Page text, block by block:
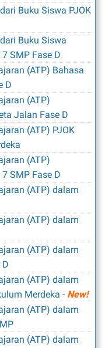
Buku Siswa PJOK
Buku Siswa
SMP Fase D
(ATP) Bahasa
D
(ATP)
Jalan Fase D
(ATP) PJOK
(ATP)
SMP Fase D
(ATP) dalam
(ATP) dalam
(ATP) dalam
(ATP) dalam
Merdeka - New!
(ATP) dalam
(ATP) dalam